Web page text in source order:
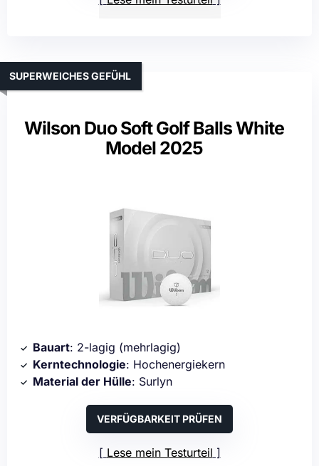
Wilson Duo Soft Golf Balls White
Model 2025
SUPERWEICHES GEFÜHL
Bauart: 2-lagig (mehrlagig)
Kerntechnologie: Hochenergiekern
Material der Hülle: Surlyn
VERFÜGBARKEIT PRÜFEN
Lese mein Testurteil